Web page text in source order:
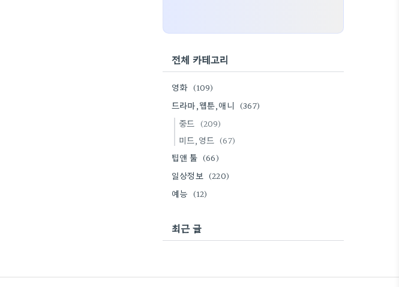
전체 카테고리
영화 (109)
드라마,웹툰,애니 (367)
중드 (209)
미드,영드 (67)
팁앤 툴 (66)
일상정보 (220)
예능 (12)
최근 글